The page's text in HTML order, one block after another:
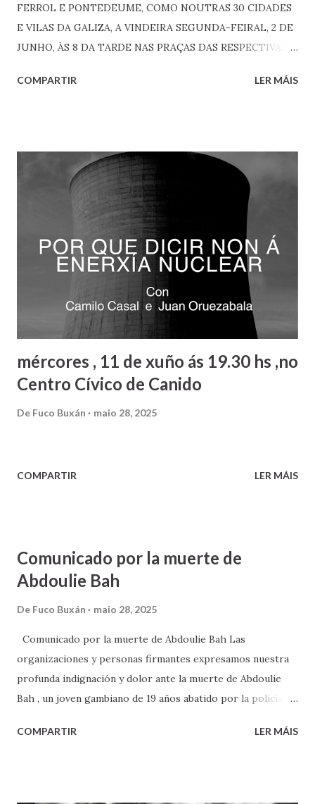
FERROL E PONTEDEUME, COMO NOUTRAS 30 CIDADES
E VILAS DA GALIZA, A VINDEIRA SEGUNDA-FEIRAL, 2 DE
JUNHO, ÀS 8 DA TARDE NAS PRAÇAS DAS RESPECTIVAS
Israel e os seus cómplices enfrenten ningún tipo de
#PalestinaVencerá --- O 15 DE JUNHO, "MARCHA
INTERNACIONAL A GAZA" Marcharemos a pé (47 km)
desde Al-Arish ate Rafah ● Abertura imediata e permanente
da passagem de Rafah. ● Entrega segura de ajuda
humanitária coa autonomia da ONU e das organizaçons
humanitárias. ● Retirada completa das forças israelianas da
Palestina. ● Reconstruçom de Gaza com supervisom
internacional. ● Fim da ocupaçom ilegal na Palestina.
COMPARTIR LER MÁIS
mércores , 11 de xuño ás 19.30 hs ,no
Centro Cívico de Canido
De Fuco Buxán maio 28, 2025
COMPARTIR LER MÁIS
Comunicado por la muerte de
Abdoulie Bah
De Fuco Buxán maio 28, 2025
Comunicado por la muerte de Abdoulie Bah Las
organizaciones y personas firmantes expresamos nuestra
profunda indignación y dolor ante la muerte de Abdoulie
Bah , un joven gambiano de 19 años abatido por la policía en
el Tribunal Superior de Justicia de Canarias, su cuerpo
COMPARTIR LER MÁIS